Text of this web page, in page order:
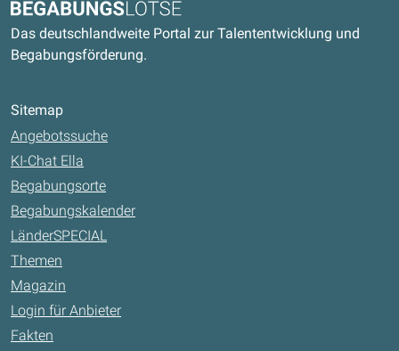
Begabungslotse
Das deutschlandweite Portal zur Talententwicklung und
Begabungsförderung.
Sitemap
Angebotssuche
KI-Chat Ella
Begabungsorte
Begabungskalender
LänderSPECIAL
Themen
Magazin
Login für Anbieter
Fakten